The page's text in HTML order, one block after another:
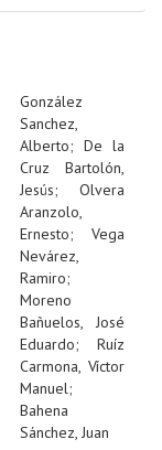
González
Sanchez,
Alberto; De la
Cruz Bartolón,
Jesús; Olvera
Aranzolo,
Ernesto; Vega
Nevárez,
Ramiro;
Moreno
Bañuelos, José
Eduardo; Ruíz
Carmona, Víctor
Manuel;
Bahena
Sánchez, Juan